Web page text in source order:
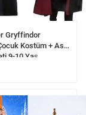
Gryffindor
Kostüm + Asa
9-10 Yaş